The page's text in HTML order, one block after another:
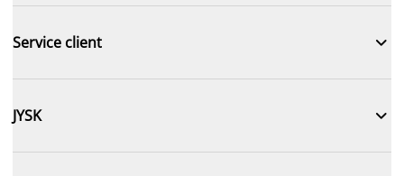
Service client 
JYSK 